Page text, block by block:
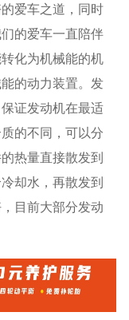
爱车之道，同时
的爱车一直陪伴
化为机械能的机
的动力装置。发
证发动机在最适
的不同，可以分
热量直接散发到
却水，再散发到
目前大部分发动